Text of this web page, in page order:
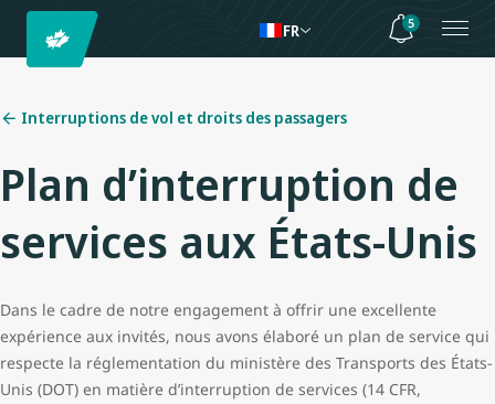
FR 5
Interruptions de vol et droits des passagers
Plan d’interruption de
services aux États-Unis
Dans le cadre de notre engagement à offrir une excellente
expérience aux invités, nous avons élaboré un plan de service qui
respecte la réglementation du ministère des Transports des États-
Unis (DOT) en matière d’interruption de services (14 CFR,